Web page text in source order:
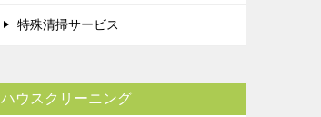
特殊清掃サービス
ハウスクリーニング